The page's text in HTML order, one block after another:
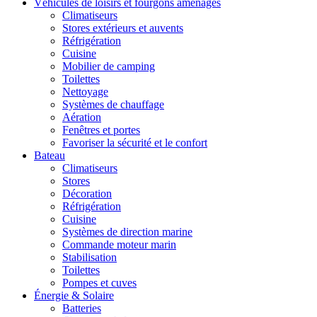
Véhicules de loisirs et fourgons aménagés
Climatiseurs
Stores extérieurs et auvents
Réfrigération
Cuisine
Mobilier de camping
Toilettes
Nettoyage
Systèmes de chauffage
Aération
Fenêtres et portes
Favoriser la sécurité et le confort
Bateau
Climatiseurs
Stores
Décoration
Réfrigération
Cuisine
Systèmes de direction marine
Commande moteur marin
Stabilisation
Toilettes
Pompes et cuves
Énergie & Solaire
Batteries